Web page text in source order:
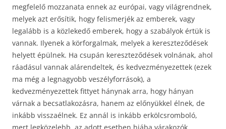
megfelelő mozzanata ennek az európai, vagy világrendnek,
melyek azt erősítik, hogy felismerjék az emberek, vagy
legalább is a közlekedő emberek, hogy a szabályok értük is
vannak. Ilyenek a körforgalmak, melyek a kereszteződések
helyett épülnek. Ha csupán kereszteződések volnának, ahol
ráadásul vannak alárendeltek, és kedvezményezettek (ezek
ma még a legnagyobb veszélyforrások), a
kedvezményezettek fittyet hánynak arra, hogy hányan
várnak a becsatlakozásra, hanem az előnyükkel élnek, de
inkább visszaélnek. Ez annál is inkább erkölcsromboló,